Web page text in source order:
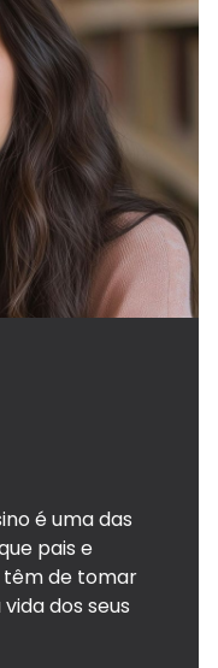
é uma das
pais e
têm de tomar
dos seus